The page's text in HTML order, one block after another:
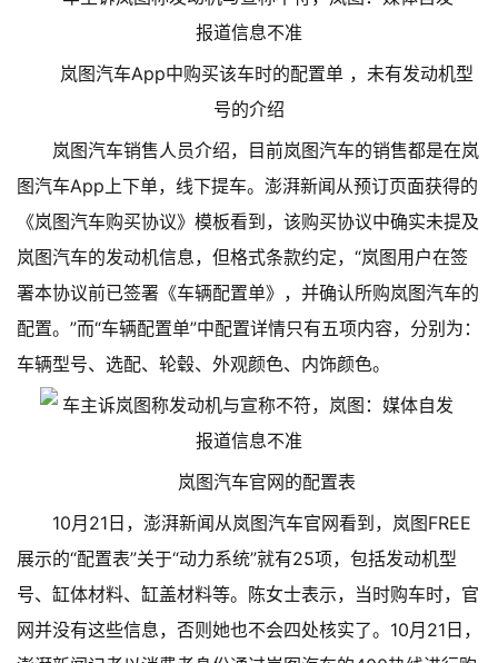
岚图汽车App中购买该车时的配置单 ，未有发动机型
号的介绍
岚图汽车销售人员介绍，目前岚图汽车的销售都是在岚
图汽车App上下单，线下提车。澎湃新闻从预订页面获得的
《岚图汽车购买协议》模板看到，该购买协议中确实未提及
岚图汽车的发动机信息，但格式条款约定，“岚图用户在签
署本协议前已签署《车辆配置单》，并确认所购岚图汽车的
配置。”而“车辆配置单”中配置详情只有五项内容，分别为：
车辆型号、选配、轮毂、外观颜色、内饰颜色。
岚图汽车官网的配置表
10月21日，澎湃新闻从岚图汽车官网看到，岚图FREE
展示的“配置表”关于“动力系统”就有25项，包括发动机型
号、缸体材料、缸盖材料等。陈女士表示，当时购车时，官
网并没有这些信息，否则她也不会四处核实了。 10月21日，